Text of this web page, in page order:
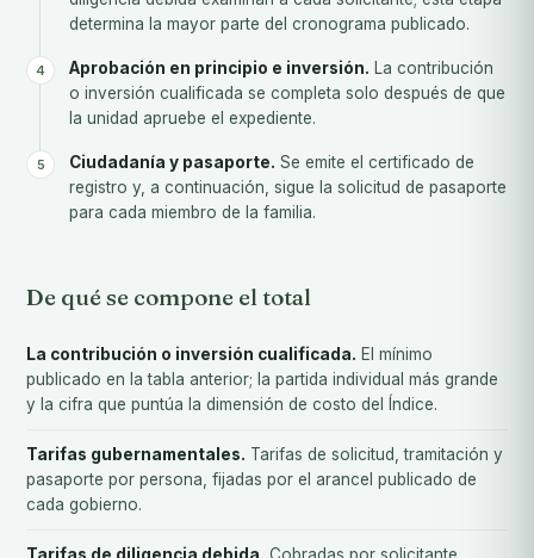
determina la mayor parte del cronograma publicado.
Aprobación en principio e inversión. La contribución
o inversión cualificada se completa solo después de que
la unidad apruebe el expediente.
Ciudadanía y pasaporte. Se emite el certificado de
registro y, a continuación, sigue la solicitud de pasaporte
para cada miembro de la familia.
De qué se compone el total
La contribución o inversión cualificada. El mínimo
publicado en la tabla anterior; la partida individual más grande
y la cifra que puntúa la dimensión de costo del Índice.
Tarifas gubernamentales. Tarifas de solicitud, tramitación y
pasaporte por persona, fijadas por el arancel publicado de
cada gobierno.